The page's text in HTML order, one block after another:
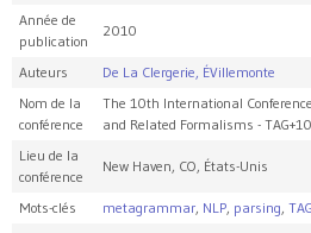
Année de
publication
2010
Auteurs
De La Clergerie, ÉVillemonte
Nom de la
conférence
The 10th International
and Related Formalisms - TAG+10
Lieu de la
conférence
New Haven, CO, États-Unis
Mots-clés metagrammar, NLP, parsing, TAG